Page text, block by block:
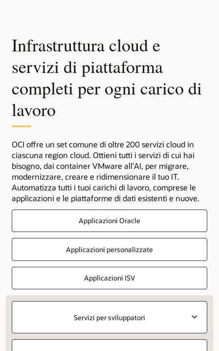
Infrastruttura cloud e
servizi di piattaforma
completi per ogni carico di
lavoro
OCI offre un set comune di oltre 200 servizi cloud in
ciascuna region cloud. Ottieni tutti i servizi di cui hai
bisogno, dai container VMware all'AI, per migrare,
modernizzare, creare e ridimensionare il tuo IT.
Automatizza tutti i tuoi carichi di lavoro, comprese le
applicazioni e le piattaforme di dati esistenti e nuove.
Applicazioni Oracle
Applicazioni personalizzate
Applicazioni ISV
Servizi per sviluppatori